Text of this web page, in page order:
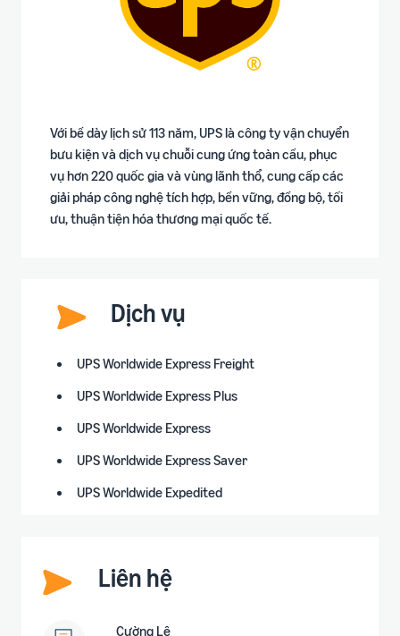
Với bề dày lịch sử 113 năm, UPS là công ty vận chuyển
bưu kiện và dịch vụ chuỗi cung ứng toàn cầu, phục
vụ hơn 220 quốc gia và vùng lãnh thổ, cung cấp các
giải pháp công nghệ tích hợp, bền vững, đồng bộ, tối
ưu, thuận tiện hóa thương mại quốc tế.
Dịch vụ
UPS Worldwide Express Freight
UPS Worldwide Express Plus
UPS Worldwide Express
UPS Worldwide Express Saver
UPS Worldwide Expedited
Liên hệ
Cường Lê